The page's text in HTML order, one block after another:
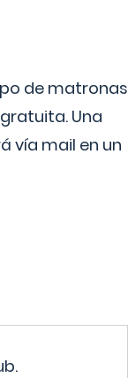
de matronas
Una
vía mail en un